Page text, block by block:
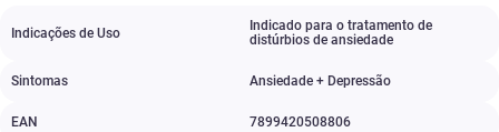
Indicações de Uso
Indicado para o tratamento de
distúrbios de ansiedade
Sintomas Ansiedade + Depressão
EAN 7899420508806